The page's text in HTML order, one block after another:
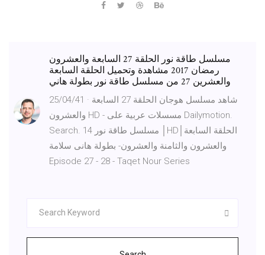
مسلسل طاقة نور الحلقة 27 السابعة والعشرون
رمضان 2017 مشاهدة وتحميل الحلقة السابعة
والعشرين 27 من مسلسل طاقة نور بطولة هاني
25/04/41 · شاهد مسلسل هوجان الحلقة 27 السابعة
والعشرون HD - مسسلات عربية على Dailymotion.
Search. 14 مسلسل طاقة نور │HD│الحلقة السابعة
والعشرون والثامنة والعشرون- بطولة هانى سلامة
Episode 27 - 28 - Taqet Nour Series